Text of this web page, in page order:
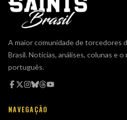
A maior comunidade de torcedores
Brasil. Notícias, análises, colunas e
português.
NAVEGAÇÃO